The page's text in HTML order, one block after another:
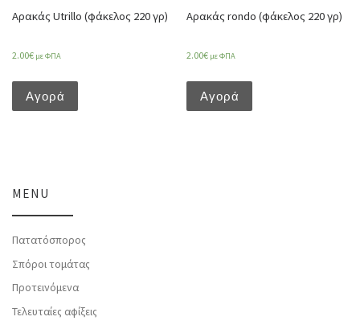
Αρακάς Utrillo (φάκελος 220 γρ)
2.00€ με ΦΠΑ
Αγορά
Αρακάς rondo (φάκελος 220 γρ)
2.00€ με ΦΠΑ
Αγορά
MENU
Πατατόσπορος
Σπόροι τομάτας
Προτεινόμενα
Τελευταίες αφίξεις